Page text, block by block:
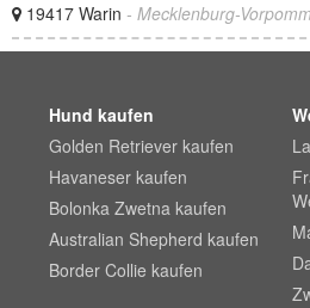
19417 Warin - Mecklenburg-
Hund kaufen
Golden Retriever kaufen
Havaneser kaufen
Bolonka Zwetna kaufen
Australian Shepherd kaufen
Border Collie kaufen